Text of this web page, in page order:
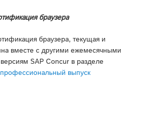
браузера
браузера, текущая и
вместе с другими ежемесячными
SAP Concur в разделе
выпуск